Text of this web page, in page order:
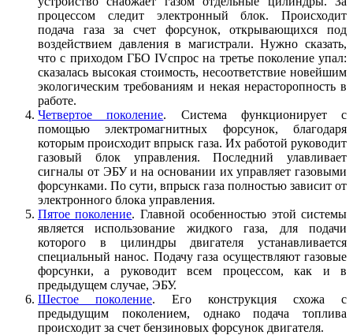
процессом следит электронный блок. Происходит
подача газа за счет форсунок, открывающихся под
воздействием давления в магистрали. Нужно сказать,
что с приходом ГБО IVспрос на третье поколение упал:
сказалась высокая стоимость, несоответствие новейшим
экологическим требованиям и некая нерасторопность в
работе.
Четвертое поколение. Система функционирует с
помощью электромагнитных форсунок, благодаря
которым происходит впрыск газа. Их работой руководит
газовый блок управления. Последний улавливает
сигналы от ЭБУ и на основании их управляет газовыми
форсунками. По сути, впрыск газа полностью зависит от
электронного блока управления.
Пятое поколение. Главной особенностью этой системы
является использование жидкого газа, для подачи
которого в цилиндры двигателя устанавливается
специальный нанос. Подачу газа осуществляют газовые
форсунки, а руководит всем процессом, как и в
предыдущем случае, ЭБУ.
Шестое поколение. Его конструкция схожа с
предыдущим поколением, однако подача топлива
происходит за счет бензиновых форсунок двигателя.